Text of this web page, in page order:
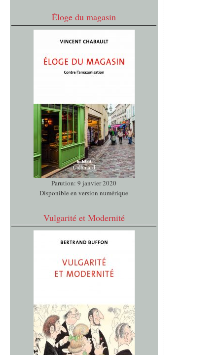
Éloge du magasin
Parution: 9 janvier 2020
Disponible en version numérique
Vulgarité et Modernité